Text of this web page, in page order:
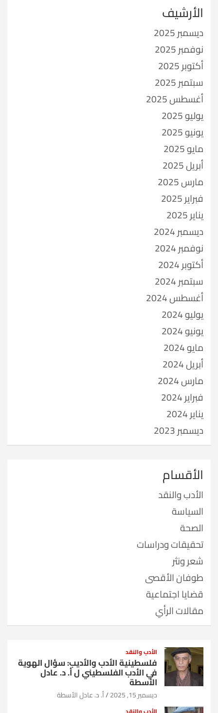
الأرشيف
ديسمبر 2025
نوفمبر 2025
أكتوبر 2025
سبتمبر 2025
أغسطس 2025
يوليو 2025
يونيو 2025
مايو 2025
أبريل 2025
مارس 2025
فبراير 2025
يناير 2025
ديسمبر 2024
نوفمبر 2024
أكتوبر 2024
سبتمبر 2024
أغسطس 2024
يوليو 2024
يونيو 2024
مايو 2024
أبريل 2024
مارس 2024
فبراير 2024
يناير 2024
ديسمبر 2023
الأقسام
الأدب والنقد
السياسة
الصحة
تحقيقات ودراسات
شعر ونثر
طوفان الأقصى
قضايا اجتماعية
مقالات الرأي
الأدب والنقد
فلسطينية الأدب والأديب: سؤال الهوية
في الأدب الفلسطيني ل أ. د. عادل
الأسطة
ديسمبر 15, 2025 أ. د. عادل الأسطة